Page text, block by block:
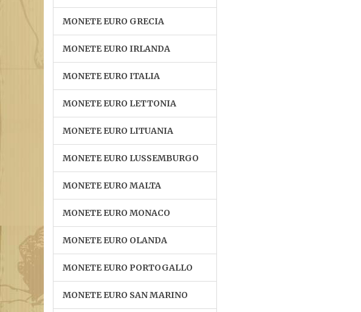
MONETE EURO GRECIA
MONETE EURO IRLANDA
MONETE EURO ITALIA
MONETE EURO LETTONIA
MONETE EURO LITUANIA
MONETE EURO LUSSEMBURGO
MONETE EURO MALTA
MONETE EURO MONACO
MONETE EURO OLANDA
MONETE EURO PORTOGALLO
MONETE EURO SAN MARINO